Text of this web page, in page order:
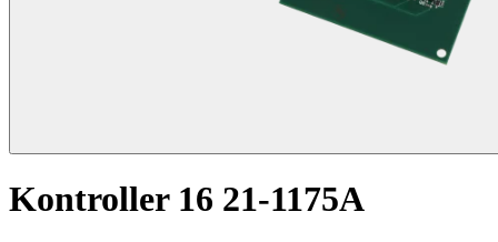
Kontroller 16 21-1175A